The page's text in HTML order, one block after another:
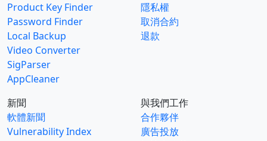
Product Key Finder
Password Finder
Local Backup
Video Converter
SigParser
AppCleaner
隱私權
取消合約
退款
新聞
軟體新聞
Vulnerability Index
與我們工作
合作夥伴
廣告投放